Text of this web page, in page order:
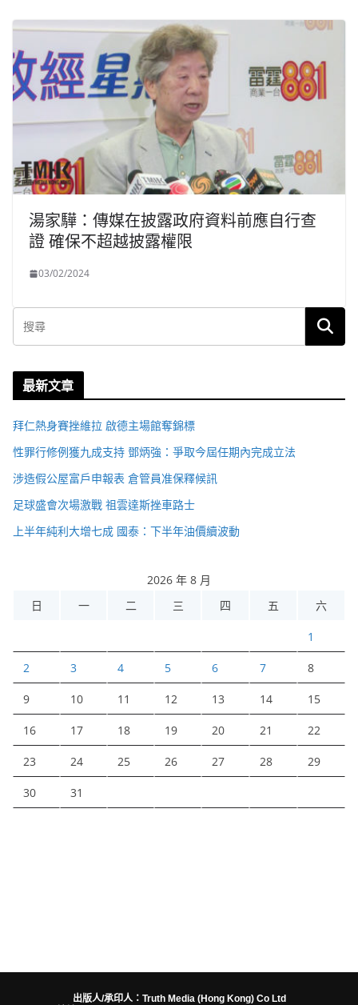
湯家驊：傳媒在披露政府資料前應自行查
證 確保不超越披露權限
03/02/2024
最新文章
拜仁熱身賽挫維拉 啟德主場館奪錦標
性罪行修例獲九成支持 鄧炳強：爭取今屆任期內完成立法
涉造假公屋富戶申報表 倉管員准保釋候訊
足球盛會次場激戰 祖雲達斯挫車路士
上半年純利大增七成 國泰：下半年油價續波動
2026 年 8 月
日
一 二 三 四 五 六
1
2 3 4 5 6 7 8
9 10 11 12 13 14 15
16 17 18 19 20 21 22
23 24 25 26 27 28 29
30 31
出版人/承印人：Truth Media (Hong Kong) Co Ltd